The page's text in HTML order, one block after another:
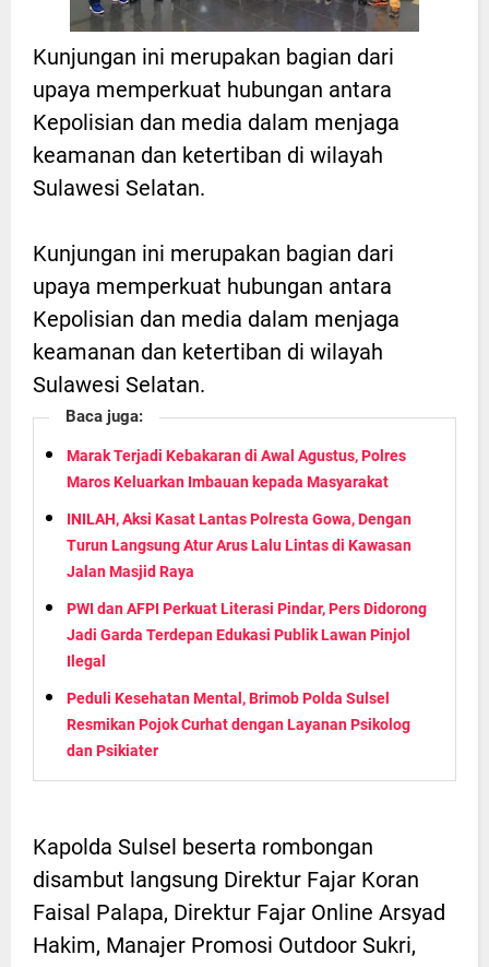
Kunjungan ini merupakan bagian dari
upaya memperkuat hubungan antara
Kepolisian dan media dalam menjaga
keamanan dan ketertiban di wilayah
Sulawesi Selatan.
Kunjungan ini merupakan bagian dari
upaya memperkuat hubungan antara
Kepolisian dan media dalam menjaga
keamanan dan ketertiban di wilayah
Sulawesi Selatan.
Baca juga:
Marak Terjadi Kebakaran di Awal Agustus, Polres
Maros Keluarkan Imbauan kepada Masyarakat
INILAH, Aksi Kasat Lantas Polresta Gowa, Dengan
Turun Langsung Atur Arus Lalu Lintas di Kawasan
Jalan Masjid Raya
PWI dan AFPI Perkuat Literasi Pindar, Pers Didorong
Jadi Garda Terdepan Edukasi Publik Lawan Pinjol
Ilegal
Peduli Kesehatan Mental, Brimob Polda Sulsel
Resmikan Pojok Curhat dengan Layanan Psikolog
dan Psikiater
Kapolda Sulsel beserta rombongan
disambut langsung Direktur Fajar Koran
Faisal Palapa, Direktur Fajar Online Arsyad
Hakim, Manajer Promosi Outdoor Sukri,